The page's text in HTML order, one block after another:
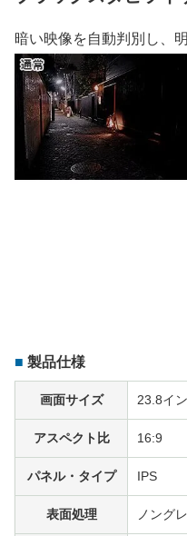
暗い映像を自動判別し、
製品仕様
画面サイズ 23.8イ
アスペクト比 16:9
パネル・タイプ IPS
表面処理 ノング